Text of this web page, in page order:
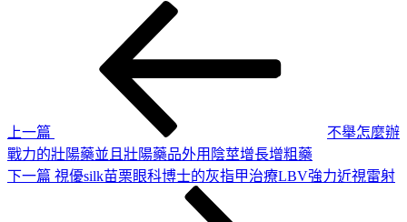
上一篇
不舉怎麼辦
戰力的壯陽藥並且壯陽藥品外用陰莖增長增粗藥
下
下一篇 視優silk苗栗眼科博士的灰指甲治療LBV強力近視雷射